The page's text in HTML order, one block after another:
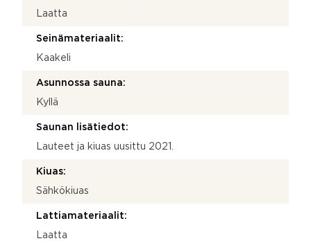
Laatta
Seinämateriaalit:
Kaakeli
Asunnossa sauna:
Kyllä
Saunan lisätiedot:
Lauteet ja kiuas uusittu 2021.
Kiuas:
Sähkökiuas
Lattiamateriaalit:
Laatta